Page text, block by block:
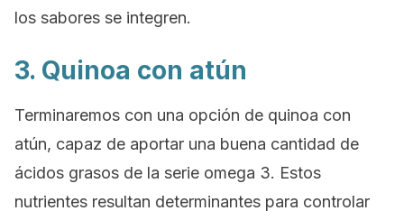
los sabores se integren.
3. Quinoa con atún
Terminaremos con una opción de quinoa con
atún, capaz de aportar una buena cantidad de
ácidos grasos de la serie omega 3. Estos
nutrientes resultan determinantes para controlar